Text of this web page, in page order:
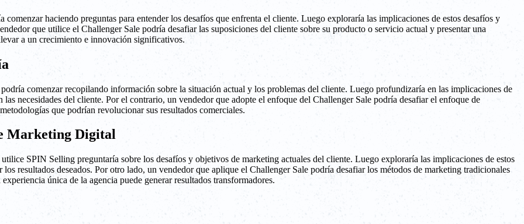
haciendo preguntas para entender los desafíos que enfrenta el cliente. Luego exploraría las implicaciones de estos desafíos y
que utilice el Challenger Sale podría desafiar las suposiciones del cliente sobre su producto o servicio actual y presentar una
a un crecimiento e innovación significativos.
comenzar recopilando información sobre la situación actual y los problemas del cliente. Luego profundizaría en las implicaciones de
necesidades del cliente. Por el contrario, un vendedor que adopte el enfoque del Challenger Sale podría desafiar el enfoque de
que podrían revolucionar sus resultados comerciales.
Marketing Digital
SPIN Selling preguntaría sobre los desafíos y objetivos de marketing actuales del cliente. Luego exploraría las implicaciones de estos
resultados deseados. Por otro lado, un vendedor que aplique el Challenger Sale podría desafiar los métodos de marketing tradicionales
única de la agencia puede generar resultados transformadores.